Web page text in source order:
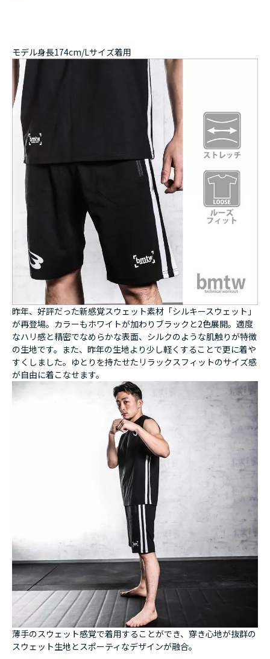
モデル身長174cm/Lサイズ着用
昨年、好評だった新感覚スウェット素材「シルキースウェット」
が再登場。カラーもホワイトが加わりブラックと2色展開。適度
なハリ感と精密でなめらかな表面、シルクのような肌触りが特徴
の生地です。また、昨年の生地より少し軽くすることで更に着や
すくしました。ゆとりを持たせたリラックスフィットのサイズ感
が自由に着こなせます。
薄手のスウェット感覚で着用することができ、穿き心地が抜群の
スウェット生地とスポーティなデザインが融合。